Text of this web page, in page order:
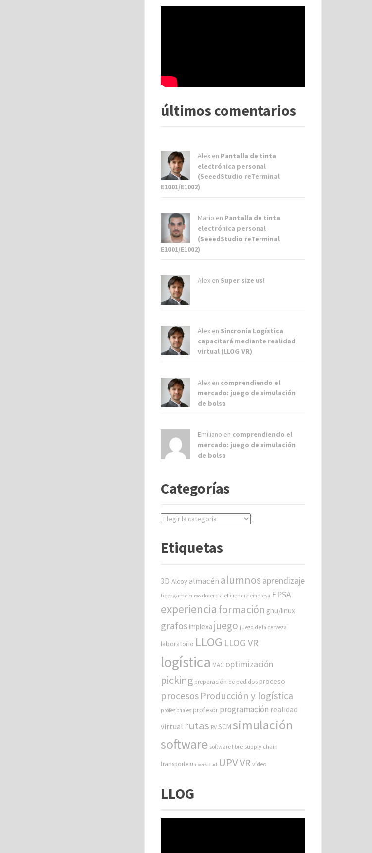
últimos comentarios
Alex en Pantalla de tinta
electrónica personal
(SeeedStudio reTerminal
E1001/E1002)
Mario en Pantalla de tinta
electrónica personal
(SeeedStudio reTerminal
E1001/E1002)
Alex en Super size us!
Alex en Sincronía Logística
capacitará mediante realidad
virtual (LLOG VR)
Alex en comprendiendo el
mercado: juego de simulación
de bolsa
Emiliano en comprendiendo el
mercado: juego de simulación
de bolsa
Categorías
C
e
r
s
Etiquetas
3D Alcoy almacén alumnos aprendizaje
beergame curso docencia eficiencia empresa EPSA
experiencia formación gnu/linux
grafos implexa juego juego de la cerveza
laboratorio LLOG LLOG VR
logística MAC optimización
picking preparación de pedidos proceso
procesosProducción y logística
profesionales profesor programación realidad
virtual rutas RV SCM simulación
software software libre supply chain
transporte Universidad UPVVR vídeo
LLOG